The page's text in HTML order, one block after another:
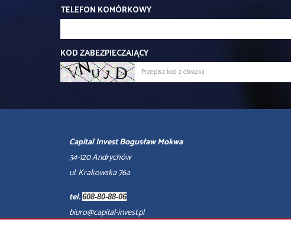
TELEFON KOMÓRKOWY
KOD ZABEZPIECZAJĄCY
Capital Invest Bogusław Mokwa
34-120 Andrychów
ul. Krakowska 76a
tel. 608-80-88-06
biuro@capital-invest.pl